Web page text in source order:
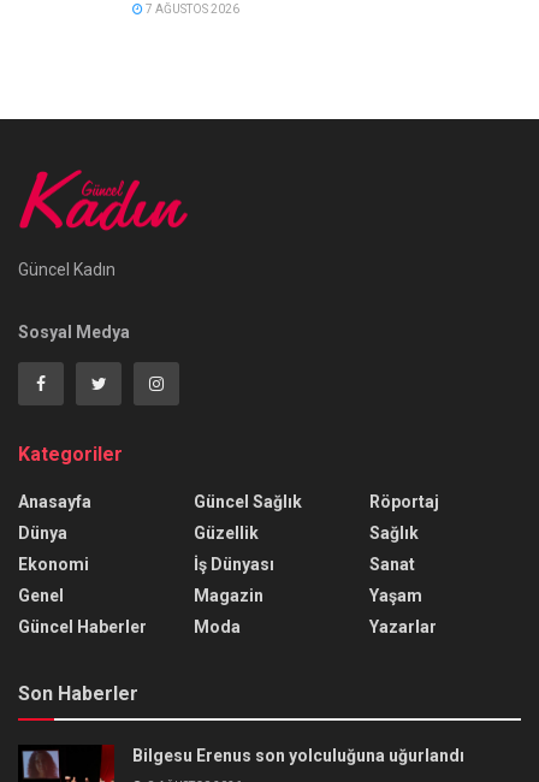
7 AĞUSTOS 2026
Güncel Kadın
Sosyal Medya
Kategoriler
Anasayfa
Dünya
Ekonomi
Genel
Güncel Haberler
Güncel Sağlık
Güzellik
İş Dünyası
Magazin
Moda
Röportaj
Sağlık
Sanat
Yaşam
Yazarlar
Son Haberler
Bilgesu Erenus son yolculuğuna uğurlandı